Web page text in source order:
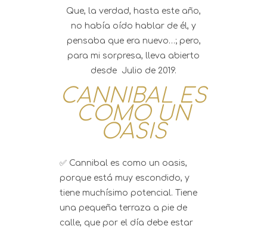
Que, la verdad, hasta este año,
no había oído hablar de él, y
pensaba que era nuevo…; pero,
para mi sorpresa, lleva abierto
desde Julio de 2019.
CANNIBAL ES
COMO UN
OASIS
✅ Cannibal es como un oasis,
porque está muy escondido, y
tiene muchísimo potencial. Tiene
una pequeña terraza a pie de
calle, que por el día debe estar